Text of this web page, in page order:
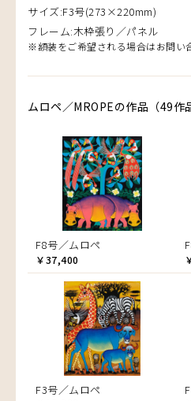
サイズ:F3号(273×220mm)
フレーム:木枠張り／パネル
※額装をご希望される場合はお問い
ムロペ／MROPEの作品（49作
F8号／ムロペ
￥37,400
F3号／ムロペ